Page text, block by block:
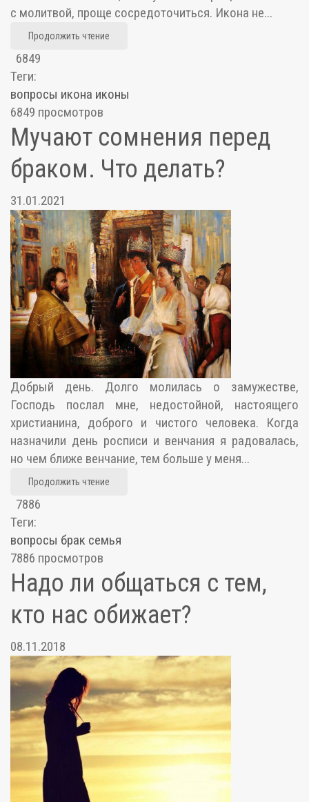
с молитвой, проще сосредоточиться. Икона не...
Продолжить чтение
6849
Теги:
вопросы икона иконы
6849 просмотров
Мучают сомнения перед
браком. Что делать?
31.01.2021
Добрый день. Долго молилась о замужестве,
Господь послал мне, недостойной, настоящего
христианина, доброго и чистого человека. Когда
назначили день росписи и венчания я радовалась,
но чем ближе венчание, тем больше у меня...
Продолжить чтение
7886
Теги:
вопросы брак семья
7886 просмотров
Надо ли общаться с тем,
кто нас обижает?
08.11.2018